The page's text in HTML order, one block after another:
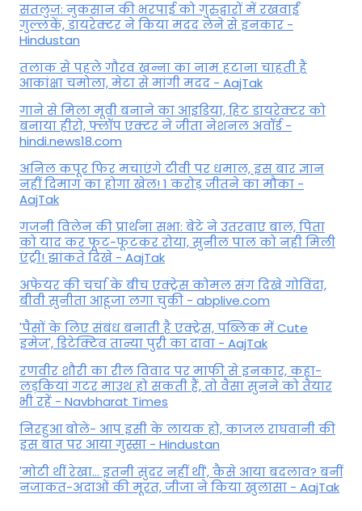
सतलुज: नुकसान की भरपाई को गुरुद्वारों में रखवाईं
गुल्लकें, डायरेक्टर ने किया मदद लेने से इनकार -
Hindustan
तलाक से पहले गौरव खन्ना का नाम हटाना चाहती हैं
आकांक्षा चमोला, मेटा से मांगी मदद - AajTak
गाने से मिला मूवी बनाने का आइडिया, हिट डायरेक्टर को
बनाया हीरो, फ्लॉप एक्टर ने जीता नेशनल अवॉर्ड -
hindi.news18.com
अनिल कपूर फिर मचाएंगे टीवी पर धमाल, इस बार ज्ञान
नहीं दिमाग का होगा खेल! 1 करोड़ जीतने का मौका -
AajTak
गजनी विलेन की प्रार्थना सभा: बेटे ने उतरवाए बाल, पिता
को याद कर फूट-फूटकर रोया, सुनील पाल को नही मिली
एंट्री! झांकते दिखे - AajTak
अफेयर की चर्चा के बीच एक्ट्रेस कोमल संग दिखे गोविंदा,
बीवी सुनीता आहूजा लगा चुकी - abplive.com
'पैसों के लिए संबंध बनाती है एक्ट्रेस, पब्लिक में Cute
इमेज', डिटेक्टिव तान्या पुरी का दावा - AajTak
रणवीर शौरी का रील विवाद पर माफी से इनकार, कहा-
लड़कियां गटर माउथ हो सकती हैं, तो वैसा सुनने को तैयार
भी रहें - Navbharat Times
निरहुआ बोले- आप इसी के लायक हो, काजल राघवानी की
इस बात पर आया गुस्सा - Hindustan
'मोटी थीं रेखा... इतनी सुंदर नहीं थीं', कैसे आया बदलाव? बनीं
नजाकत-अदाओं की मूरत, जीजा ने किया खुलासा - AajTak